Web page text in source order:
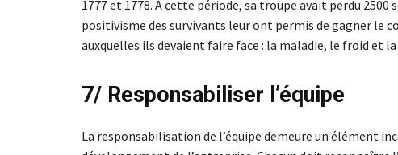
1777 et 1778. À cette période, sa troupe avait perdu
positivisme des survivants leur ont permis de gagner le
auxquelles ils devaient faire face : la maladie, le froid et
7/ Responsabiliser l’équipe
La responsabilisation de l’équipe demeure un élément